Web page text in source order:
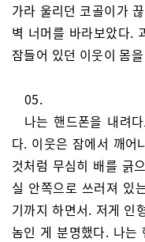
가라 울리던 코골이가
벽 너머를 바라보았다.
잠들어 있던 이웃이 몸
05.
나는 핸드폰을 내려
다. 이웃은 잠에서 깨어
것처럼 무심히 배를 긁
실 안쪽으로 쓰러져 있
기까지 하면서. 저게 인
놈인 게 분명했다. 나는